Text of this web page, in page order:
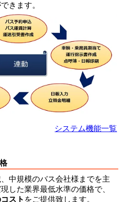
きます。
システム機能一覧
中規模のバス会社様までを主
した業界最低水準の価格で、
スト をご提供致します。